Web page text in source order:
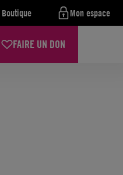
Boutique Mon espace
FAIRE UN DON